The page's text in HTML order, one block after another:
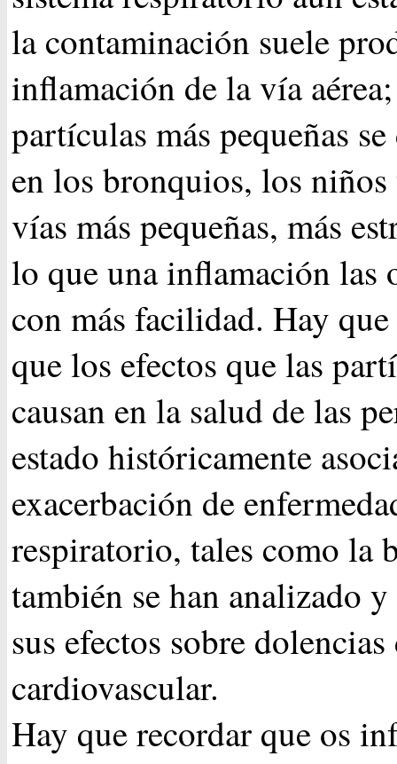
la contaminación suele
inflamación de la vía
partículas más pequeñas
en los bronquios, los niños
vías más pequeñas, más
lo que una inflamación las
con más facilidad. Hay
que los efectos que las
causan en la salud de las
estado históricamente
exacerbación de
respiratorio, tales como la
también se han analizado
sus efectos sobre
cardiovascular.
Hay que recordar que os